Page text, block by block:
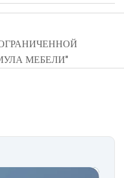
МЕБЕЛИ"